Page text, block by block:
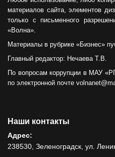
материалов сайта, элементов
только с письменного
«Волна».
Материалы в рубрике «Бизнес»
Главный редактор: Нечаева Т.В.
По вопросам коррупции в МАУ
по электронной почте
Наши контакты
Адрес:
238530, Зеленоградск, ул.